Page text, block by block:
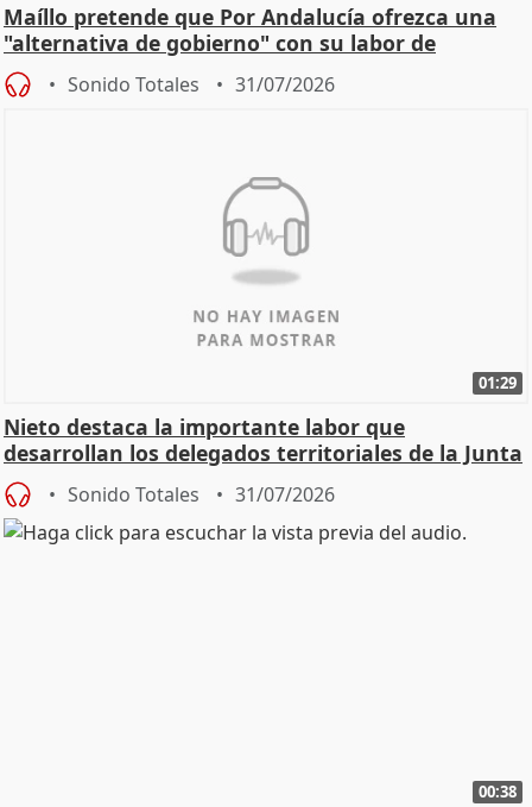
Maíllo pretende que Por Andalucía ofrezca una
"alternativa de gobierno" con su labor de
oposición
Sonido Totales 31/07/2026
01:29
Nieto destaca la importante labor que
desarrollan los delegados territoriales de la Junta
Sonido Totales 31/07/2026
00:38